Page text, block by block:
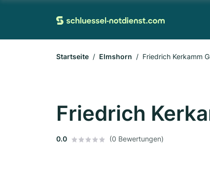
Startseite Elmshorn Friedrich Kerkamm
Friedrich
0.0 (0 Bewertungen)